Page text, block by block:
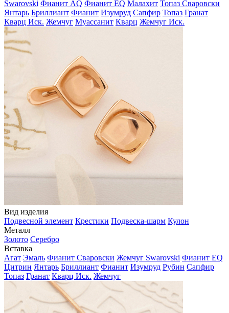
Swarovski Фианит AQ Фианит EQ Малахит Топаз Сваровски
Янтарь Бриллиант Фианит Изумруд Сапфир Топаз Гранат
Кварц Иск. Жемчуг Муассанит Кварц Жемчуг Иск.
Вид изделия
Подвесной элемент Крестики Подвеска-шарм Кулон
Металл
Золото Серебро
Вставка
Агат Эмаль Фианит Сваровски Жемчуг Swarovski Фианит EQ
Цитрин Янтарь Бриллиант Фианит Изумруд Рубин Сапфир
Топаз Гранат Кварц Иск. Жемчуг